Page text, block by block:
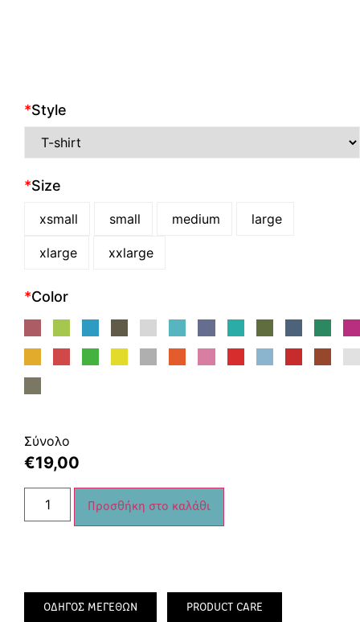
*Style
*Size
xsmall small medium large
xlarge xxlarge
*Color
Σύνολο
€19,00
Προσθήκη στο καλάθι
ΟΔΗΓΟΣ ΜΕΓΕΘΩΝ PRODUCT CARE